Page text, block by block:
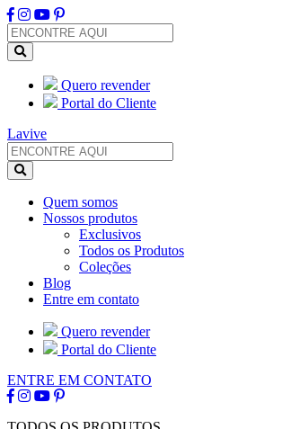
Quero revender
Portal do Cliente
Lavive
Quem somos
Nossos produtos
Exclusivos
Todos os Produtos
Coleções
Blog
Entre em contato
Quero revender
Portal do Cliente
ENTRE EM CONTATO